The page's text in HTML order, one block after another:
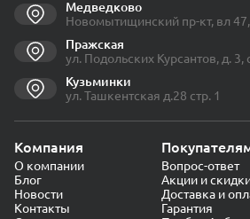
Медведково
Новомытищинский пр-кт, вл
Пражская
ул. Подольских Курсантов, д. 3,
Кузьминки
ул. Ташкентская д.28 стр. 1
Компания
О компании
Блог
Новости
Контакты
Вопрос-ответ
Акции и
Доставка и
Гарантия